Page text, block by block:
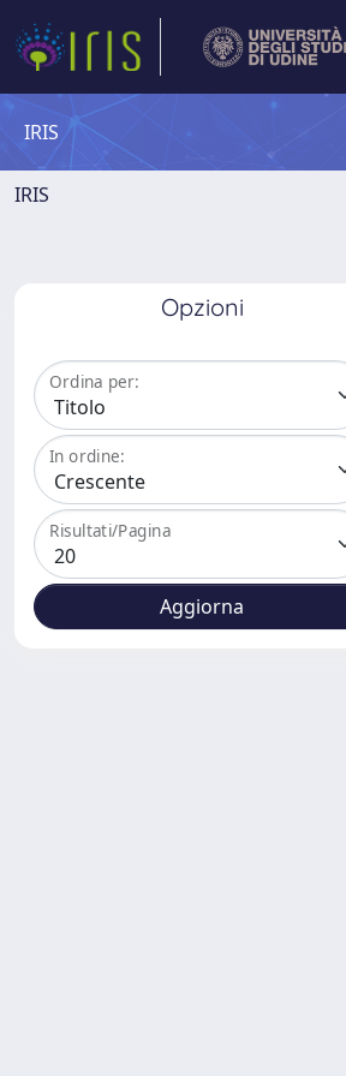
IRIS
IRIS
Opzioni
Ordina per:
In ordine:
Risultati/Pagina